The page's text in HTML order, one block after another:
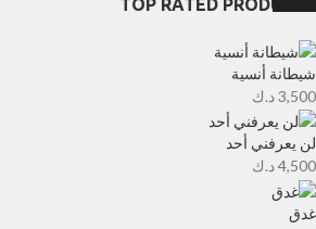
TOP RATED PRODUCTS
شيطانة أنسية
3,500د.ك
لن يعرفني أحد
4,500د.ك
غدق